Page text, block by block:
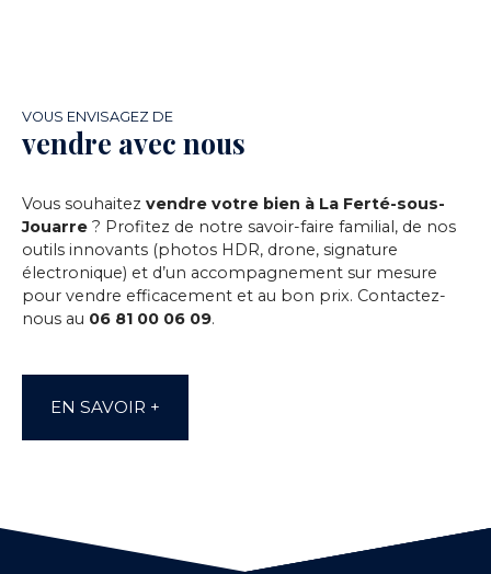
VOUS ENVISAGEZ DE
vendre avec nous
Vous souhaitez vendre votre bien à La Ferté-sous-
Jouarre ? Profitez de notre savoir-faire familial, de nos
outils innovants (photos HDR, drone, signature
électronique) et d’un accompagnement sur mesure
pour vendre efficacement et au bon prix. Contactez-
nous au 06 81 00 06 09.
EN SAVOIR +